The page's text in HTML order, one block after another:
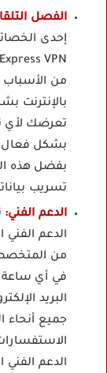
الفصل
إحدى
بالإنترنت
تعرضك لأي
بشكل فعال
بفضل هذه
تسريب
الدعم الفني:
الدعم
من
في أي ساعة
البريد
جميع أنحاء
الدعم